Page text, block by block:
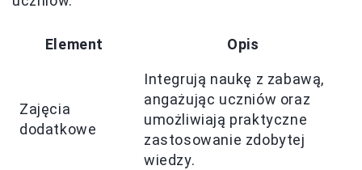
Element Opis
Zajęcia
dodatkowe
Integrują naukę z zabawą,
angażując uczniów oraz
umożliwiają praktyczne
zastosowanie zdobytej
wiedzy.